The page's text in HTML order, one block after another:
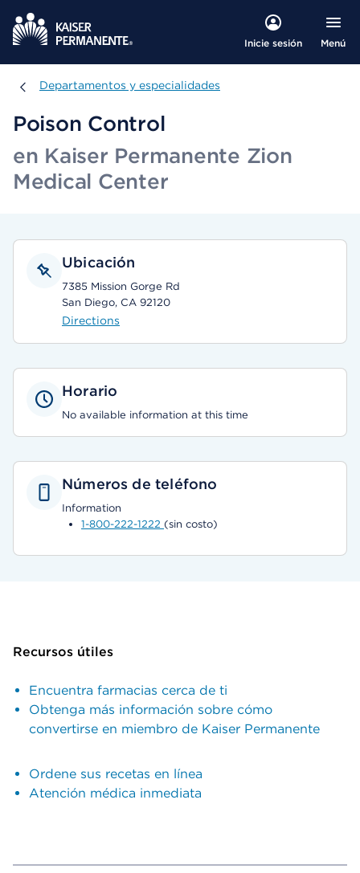
Inicie sesión Menú
Departamentos y especialidades
Departamentos y especialidades
Poison Control
en Kaiser Permanente Zion
Medical Center
Ubicación
7385 Mission Gorge Rd
San Diego, CA 92120
Directions
Horario
No available information at this time
Números de teléfono
Information
1-800-222-1222 (sin costo)
Recursos útiles
Encuentra farmacias cerca de ti
Obtenga más información sobre cómo
convertirse en miembro de Kaiser Permanente
Ordene sus recetas en línea
Atención médica inmediata